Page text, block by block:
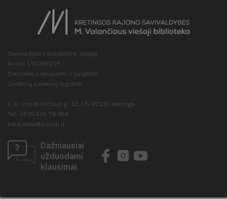
Savivaldybės biudžetinė įstaiga
Kodas 190287259
Duomenys kaupiami ir saugomi
Juridinių asmenų registre
J. K. Chodkevičiaus g. 1B, LT–97130 Kretinga
Tel. +370 445 78 984
biblioteka@kretvb.lt
Dažniausiai
užduodami
klausimai